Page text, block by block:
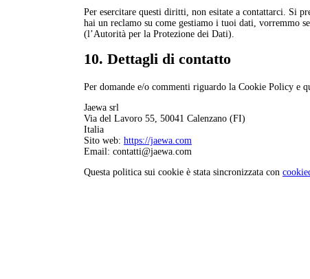
Per esercitare questi diritti, non esitate a contattarci. Si
hai un reclamo su come gestiamo i tuoi dati, vorremmo
(l’Autorità per la Protezione dei Dati).
10. Dettagli di contatto
Per domande e/o commenti riguardo la Cookie Policy e
Jaewa srl
Via del Lavoro 55, 50041 Calenzano (FI)
Italia
Sito web: https://jaewa.com
Email: contatti@jaewa.com
Questa politica sui cookie è stata sincronizzata con